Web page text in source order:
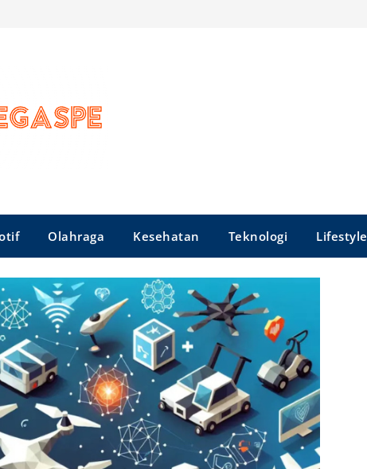
Olahraga Kesehatan Teknologi Lifestyle